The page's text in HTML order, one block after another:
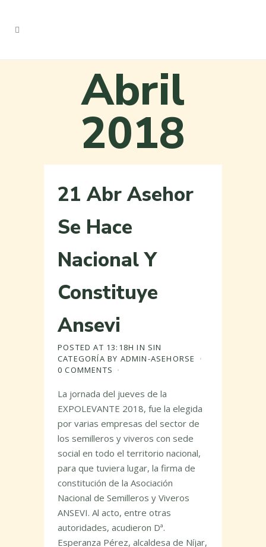
Abril
2018
21 Abr Asehor
Se Hace
Nacional Y
Constituye
Ansevi
POSTED AT 13:18H IN SIN
CATEGORÍA BY ADMIN-ASEHORSE
0 COMMENTS
La jornada del jueves de la
EXPOLEVANTE 2018, fue la elegida
por varias empresas del sector de
los semilleros y viveros con sede
social en todo el territorio nacional,
para que tuviera lugar, la firma de
constitución de la Asociación
Nacional de Semilleros y Viveros
ANSEVI. Al acto, entre otras
autoridades, acudieron Dª.
Esperanza Pérez, alcaldesa de Níjar,